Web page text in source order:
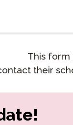
This form
their